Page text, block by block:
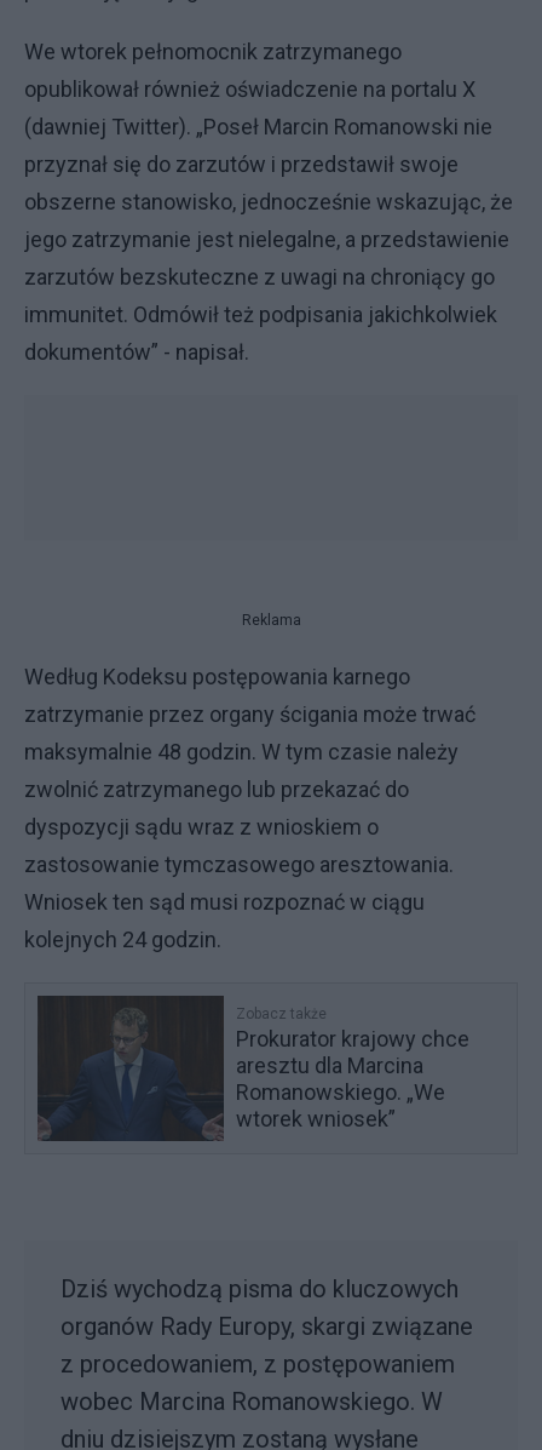
We wtorek pełnomocnik zatrzymanego
opublikował również oświadczenie na portalu X
(dawniej Twitter). „Poseł Marcin Romanowski nie
przyznał się do zarzutów i przedstawił swoje
obszerne stanowisko, jednocześnie wskazując, że
jego zatrzymanie jest nielegalne, a przedstawienie
zarzutów bezskuteczne z uwagi na chroniący go
immunitet. Odmówił też podpisania jakichkolwiek
dokumentów” - napisał.
Reklama
Według Kodeksu postępowania karnego
zatrzymanie przez organy ścigania może trwać
maksymalnie 48 godzin. W tym czasie należy
zwolnić zatrzymanego lub przekazać do
dyspozycji sądu wraz z wnioskiem o
zastosowanie tymczasowego aresztowania.
Wniosek ten sąd musi rozpoznać w ciągu
kolejnych 24 godzin.
Zobacz także
Prokurator krajowy chce
aresztu dla Marcina
Romanowskiego. „We
wtorek wniosek”
Dziś wychodzą pisma do kluczowych
organów Rady Europy, skargi związane
z procedowaniem, z postępowaniem
wobec Marcina Romanowskiego. W
dniu dzisiejszym zostaną wysłane